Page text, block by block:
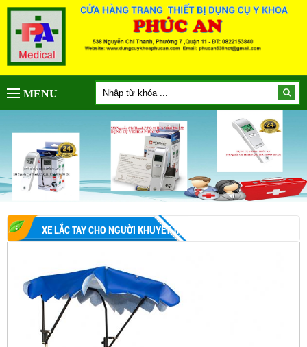
MENU
XE LẮC TAY CHO NGƯỜI KHUYẾT TẬP